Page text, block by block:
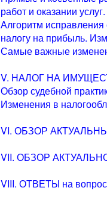
работ и оказании услуг.
Алгоритм
налогу на прибыль.
Самые важные
V. НАЛОГ НА
Обзор судебной
Изменения в
VI. ОБЗОР
VII. ОБЗОР
VIII. ОТВЕТЫ на